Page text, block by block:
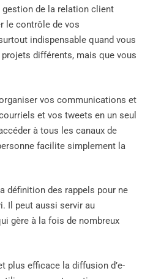
gestion de la relation client
le contrôle de vos
indispensable quand vous
différents, mais que vous
vos communications et
et vos tweets en un seul
à tous les canaux de
facilite simplement la
définition des rappels pour ne
Il peut aussi servir au
gère à la fois de nombreux
plus efficace la diffusion d’e-